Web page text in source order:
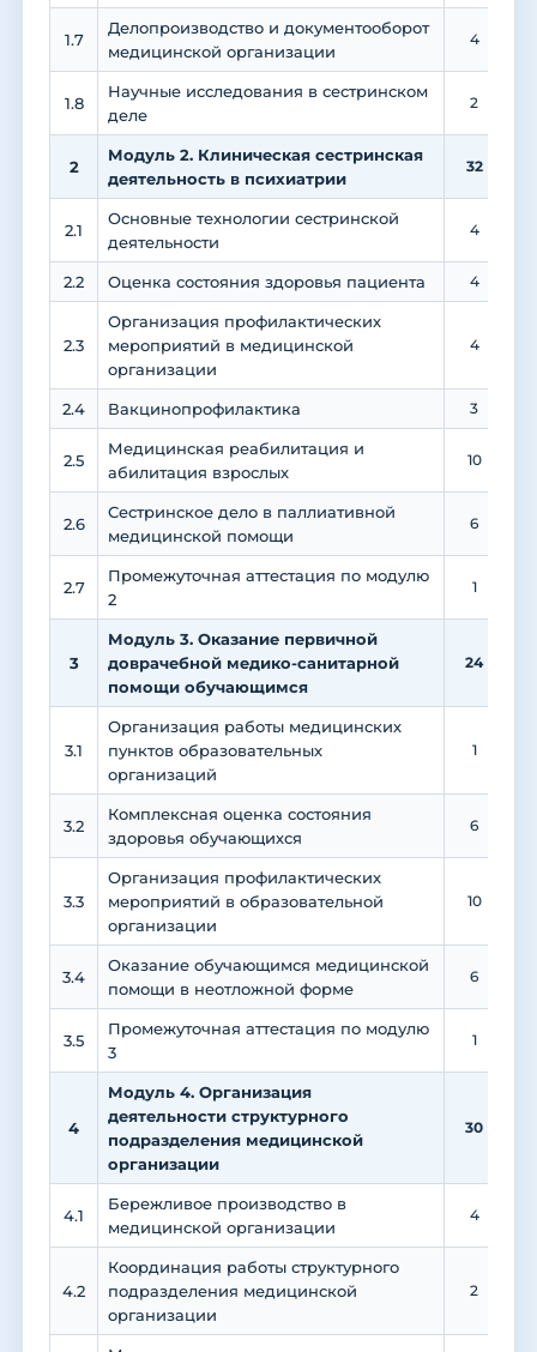
1.7
Делопроизводство и документооборот
медицинской организации
4
1.8
Научные исследования в сестринском
деле
2
2
Модуль 2. Клиническая сестринская
деятельность в психиатрии
32
2.1
Основные технологии сестринской
деятельности
4
2.2 Оценка состояния здоровья пациента 4
2.3
Организация профилактических
мероприятий в медицинской
организации
4
2.4 Вакцинопрофилактика 3
2.5
Медицинская реабилитация и
абилитация взрослых
10
2.6
Сестринское дело в паллиативной
медицинской помощи
6
2.7
Промежуточная аттестация по модулю
2
1
3
Модуль 3. Оказание первичной
доврачебной медико-санитарной
помощи обучающимся
24
3.1
Организация работы медицинских
пунктов образовательных
организаций
1
3.2
Комплексная оценка состояния
здоровья обучающихся
6
3.3
Организация профилактических
мероприятий в образовательной
организации
10
3.4
Оказание обучающимся медицинской
помощи в неотложной форме
6
3.5
Промежуточная аттестация по модулю
3
1
4
Модуль 4. Организация
деятельности структурного
подразделения медицинской
организации
30
4.1
Бережливое производство в
медицинской организации
4
4.2
Координация работы структурного
подразделения медицинской
организации
2